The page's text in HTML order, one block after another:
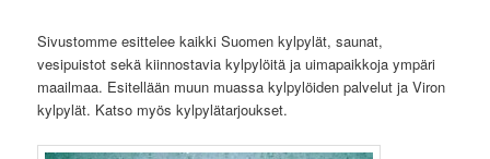
Sivustomme esittelee kaikki Suomen kylpylät, saunat,
vesipuistot sekä kiinnostavia kylpylöitä ja uimapaikkoja ympäri
maailmaa. Esitellään muun muassa kylpylöiden palvelut ja Viron
kylpylät. Katso myös kylpylätarjoukset.